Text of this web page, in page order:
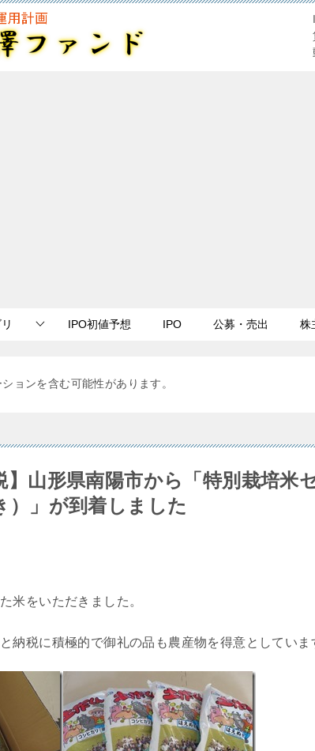
IPO初値予想 IPO 公募・売出 株
ョンを含む可能性があります。
】山形県南陽市から「特別栽培米
）」が到着しました
米をいただきました。
納税に積極的で御礼の品も農産物を得意としていま